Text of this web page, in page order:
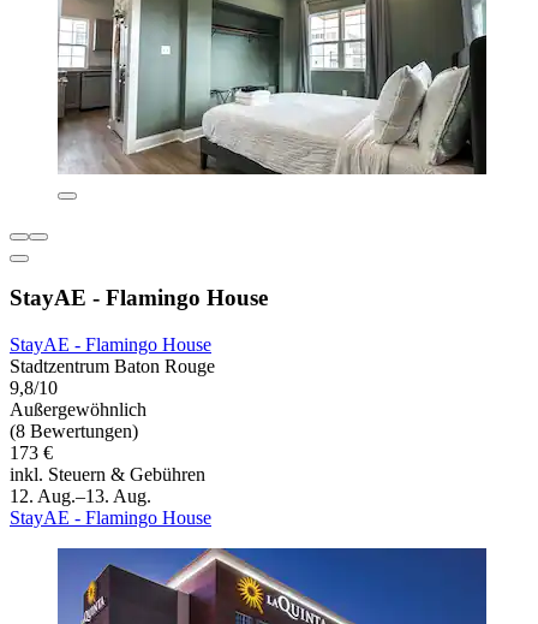
StayAE - Flamingo House
StayAE - Flamingo House
Stadtzentrum Baton Rouge
9,8/10
Außergewöhnlich
(8 Bewertungen)
173 €
inkl. Steuern & Gebühren
12. Aug.–13. Aug.
StayAE - Flamingo House